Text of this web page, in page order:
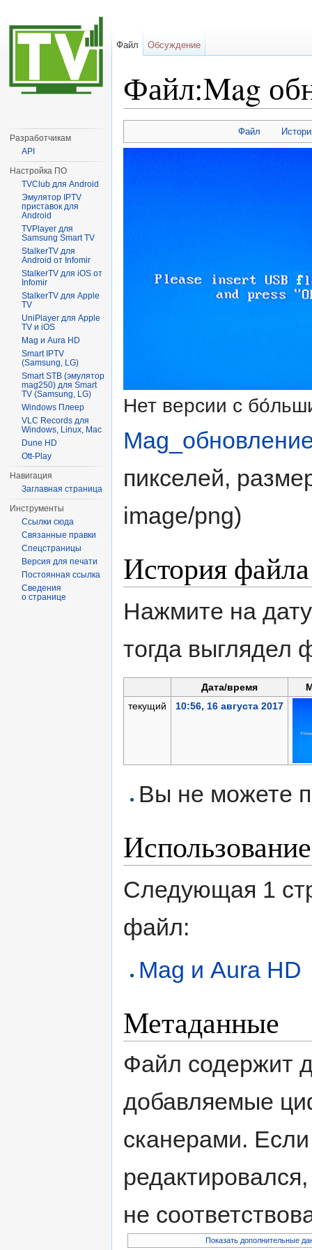
Файл:Mag
Файл
Нет версии с
пикселей,
image/png)
История файла
Нажмите на
тогда выглядел
Дата/время
текущий
10:56, 16 августа 2017
Вы не можете
Следующая 1
файл:
Mag и Aura HD
Метаданные
Файл содержит
добавляемые
сканерами.
не
Показать дополнительные
Файл Обсуждение
Разработчикам
API
Настройка ПО
TVClub для Android
Эмулятор IPTV
приставок для
Android
TVPlayer для
Samsung Smart TV
StalkerTV для
Android от Infomir
StalkerTV для iOS от
Infomir
StalkerTV для Apple
TV
UniPlayer для Apple
TV и iOS
Mag и Aura HD
Smart IPTV
(Samsung, LG)
Smart STB (эмулятор
mag250) для Smart
TV (Samsung, LG)
Windows Плеер
VLC Records для
Windows, Linux, Mac
Dune HD
Ott-Play
Навигация
Заглавная страница
Инструменты
Ссылки сюда
Связанные правки
Спецстраницы
Версия для печати
Постоянная ссылка
Сведения
о странице